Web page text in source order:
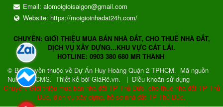
Email: alomoigioisaigon@gmail.com
Website: https://moigioinhadat24h.com/
CHUYÊN: GIỚI THIỆU MUA BÁN NHÀ ĐẤT, CHO THUÊ NHÀ ĐẤT,
DỊCH VỤ XÂY DỰNG...KHU VỰC CÁT LÁI.
HOTLINE: 0903 380 680 MR THÀNH
© Bản quyền thuộc về Dự Án Huy Hoàng Quận 2 TPHCM. Mã nguồn
NukeViet CMS. Thiết kế bởi GiáRẻ.vn. | Điều khoản sử dụng
Chuyên: Giới thiệu mua bán nhà đất TP Thủ Đức, cho thuê nhà đất TP Thủ
Đức, dịch vụ xây dựng, hồ sơ nhà đất TP Thủ Đức.